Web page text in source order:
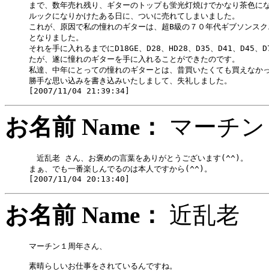
まで、数年売れ残り、ギターのトップも蛍光灯焼けでかなり茶色に
ルックになりかけたある日に、ついに売れてしまいました。
これが、原因で私の憧れのギターは、超B級の７０年代ギブソンス
となりました。
それを手に入れるまでにD18GE、D28、HD28、D35、D41、D45、
たが、遂に憧れのギターを手に入れることができたのです。
私達、中年にとっての憧れのギターとは、昔買いたくても買えな
勝手な思い込みを書き込みいたしまして、失礼しました。
お名前 Name： マー
近乱老 さん、お褒めの言葉をありがとうございます(^^)。
まぁ、でも一番楽しんでるのは本人ですから(^^)。
お名前 Name： 近乱
マーチン１周年さん、
素晴らしいお仕事をされているんですね。